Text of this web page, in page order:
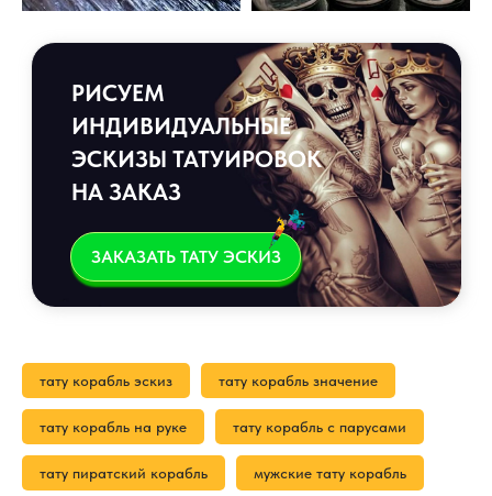
РИСУЕМ
ИНДИВИДУАЛЬНЫЕ
ЭСКИЗЫ ТАТУИРОВОК
НА ЗАКАЗ
ЗАКАЗАТЬ ТАТУ ЭСКИЗ
тату корабль эскиз тату корабль значение
тату корабль на руке тату корабль с парусами
тату пиратский корабль мужские тату корабль